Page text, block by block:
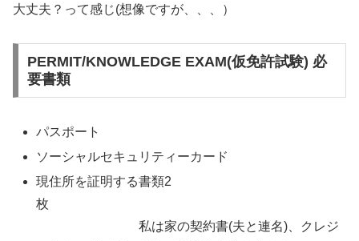
大丈夫？って感じ(想像ですが、、、）
PERMIT/KNOWLEDGE EXAM(仮免許試験) 必
要書類
パスポート
ソーシャルセキュリティーカード
現住所を証明する書類2
枚
私は家の契約書(夫と連名)、クレジ